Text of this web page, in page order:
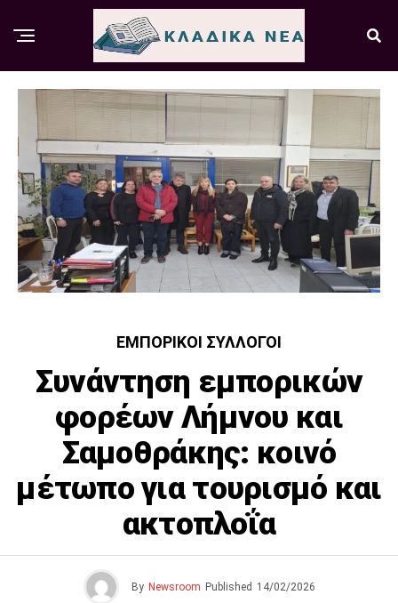
ΕΜΠΟΡΙΚΟΊ ΣΎΛΛΟΓΟΙ
Συνάντηση εμπορικών
φορέων Λήμνου και
Σαμοθράκης: κοινό
μέτωπο για τουρισμό και
ακτοπλοΐα
By Newsroom Published 14/02/2026